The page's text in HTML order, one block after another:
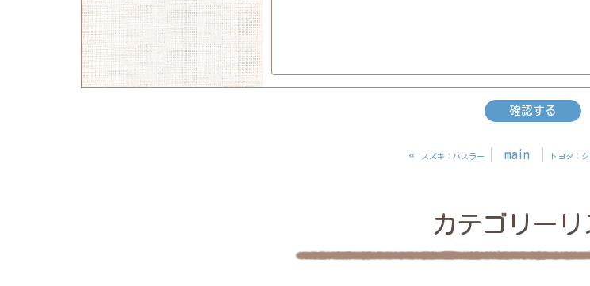
« スズキ：ハスラー main トヨタ：
カテゴリーリ